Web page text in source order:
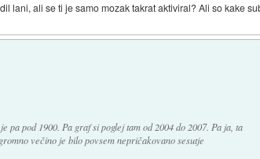
lani, ali se ti je samo mozak takrat aktiviral? Ali so kake
pa pod 1900. Pa graf si poglej tam od 2004 do 2007. Pa ja, ta
večino je bilo povsem nepričakovano sesutje